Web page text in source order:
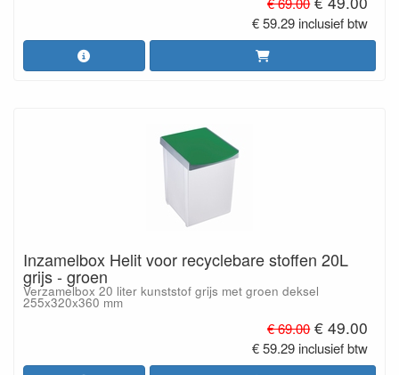
€ 59.29 inclusief btw
Inzamelbox Helit voor recyclebare stoffen 20L
grijs - groen
Verzamelbox 20 liter kunststof grijs met groen deksel
255x320x360 mm
€ 69.00 € 49.00
€ 59.29 inclusief btw